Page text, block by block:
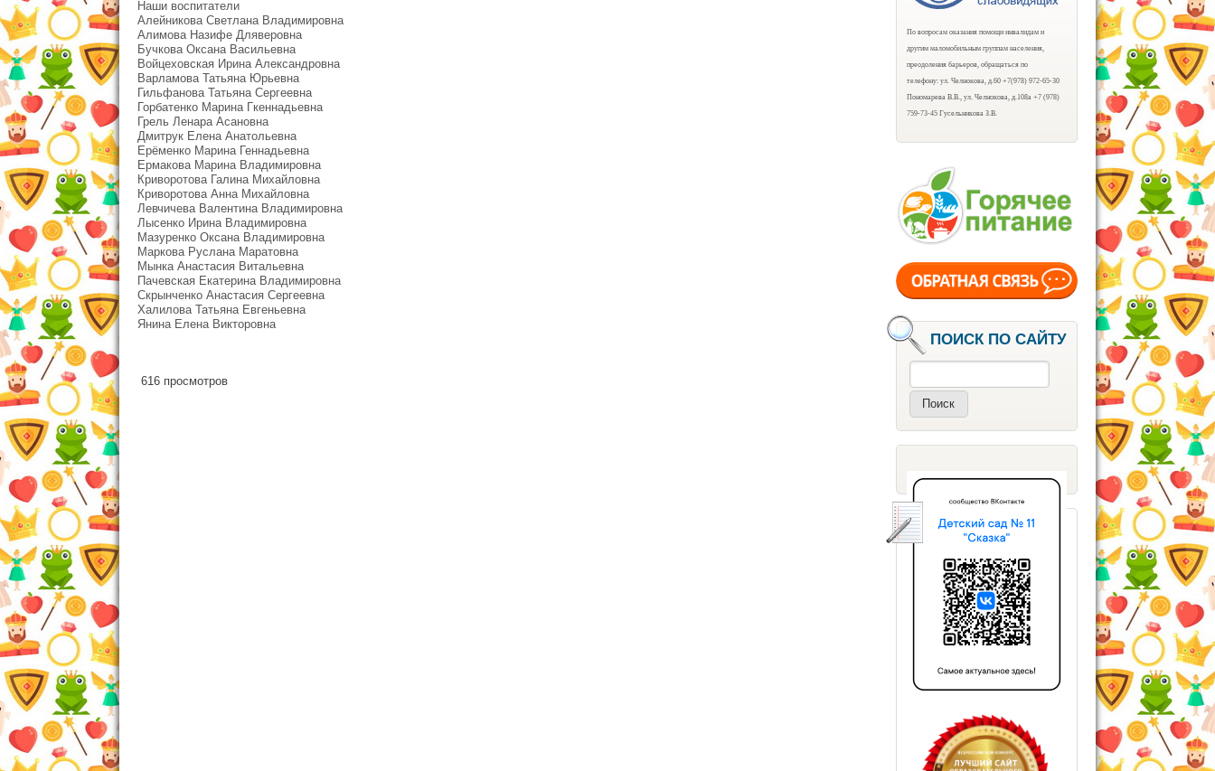
Наши воспитатели
Алейникова Светлана Владимировна
Алимова Назифе Дляверовна
Бучкова Оксана Васильевна
Войцеховская Ирина Александровна
Варламова Татьяна Юрьевна
Гильфанова Татьяна Сергеевна
Горбатенко Марина Гкеннадьевна
Грель Ленара Асановна
Дмитрук Елена Анатольевна
Ерёменко Марина Геннадьевна
Ермакова Марина Владимировна
Криворотова Галина Михайловна
Криворотова Анна Михайловна
Левчичева Валентина Владимировна
Лысенко Ирина Владимировна
Мазуренко Оксана Владимировна
Маркова Руслана Маратовна
Мынка Анастасия Витальевна
Пачевская Екатерина Владимировна
Скрынченко Анастасия Сергеевна
Халилова Татьяна Евгеньевна
Янина Елена Викторовна
616 просмотров
По вопросам оказания помощи инвалидам и
другим маломобильным группам населения,
преодоления барьеров, обращаться по
телефону: ул. Челнокова, д.60 +7(978) 972-65-30
Пономарева В.В., ул. Челнокова, д.108а +7 (978)
759-73-45 Гусельникова З.В.
ПОИСК ПО САЙТУ